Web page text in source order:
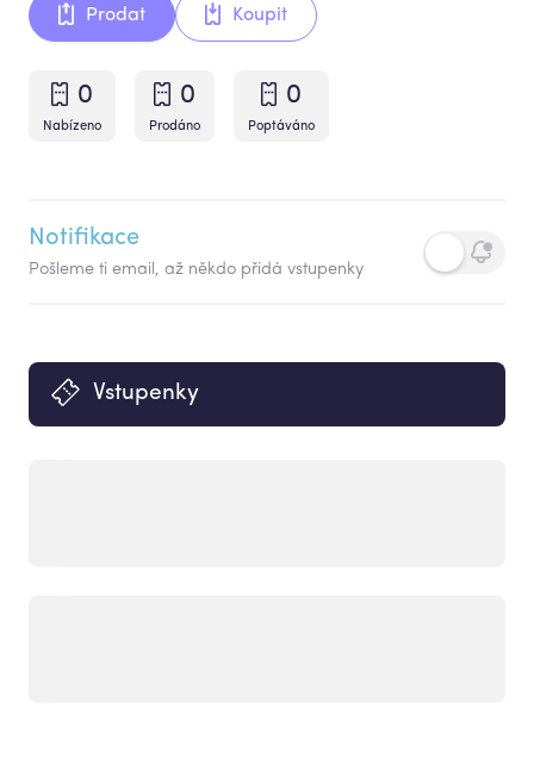
Prodat Koupit
0
Nabízeno
0
Prodáno
0
Poptáváno
Notifikace
Pošleme ti email, až někdo přidá vstupenky
Vstupenky